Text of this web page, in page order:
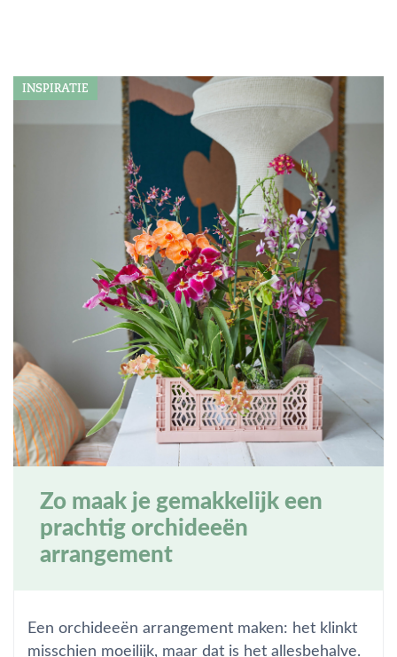
INSPIRATIE
Zo maak je gemakkelijk een
prachtig orchideeën
arrangement
Een orchideeën arrangement maken: het klinkt
misschien moeilijk, maar dat is het allesbehalve.